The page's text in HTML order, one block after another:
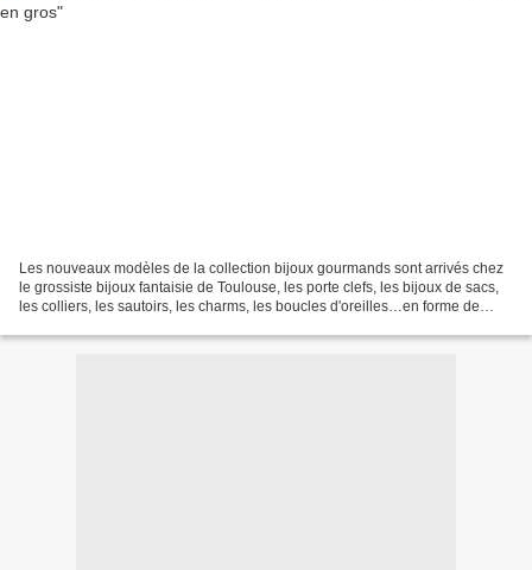
Les nouveaux modèles de la collection bijoux gourmands sont arrivés chez
le grossiste bijoux fantaisie de Toulouse, les porte clefs, les bijoux de sacs,
les colliers, les sautoirs, les charms, les boucles d'oreilles…en forme de